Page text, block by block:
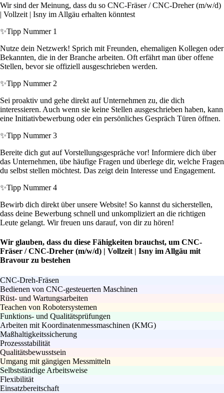
Wir sind der Meinung, dass du so CNC-Fräser / CNC-Dreher (m/w/d)
| Vollzeit | Isny im Allgäu erhalten könntest
✨Tipp Nummer 1
Nutze dein Netzwerk! Sprich mit Freunden, ehemaligen Kollegen oder
Bekannten, die in der Branche arbeiten. Oft erfährt man über offene
Stellen, bevor sie offiziell ausgeschrieben werden.
✨Tipp Nummer 2
Sei proaktiv und gehe direkt auf Unternehmen zu, die dich
interessieren. Auch wenn sie keine Stellen ausgeschrieben haben, kann
eine Initiativbewerbung oder ein persönliches Gespräch Türen öffnen.
✨Tipp Nummer 3
Bereite dich gut auf Vorstellungsgespräche vor! Informiere dich über
das Unternehmen, übe häufige Fragen und überlege dir, welche Fragen
du selbst stellen möchtest. Das zeigt dein Interesse und Engagement.
✨Tipp Nummer 4
Bewirb dich direkt über unsere Website! So kannst du sicherstellen,
dass deine Bewerbung schnell und unkompliziert an die richtigen
Leute gelangt. Wir freuen uns darauf, von dir zu hören!
Wir glauben, dass du diese Fähigkeiten brauchst, um CNC-
Fräser / CNC-Dreher (m/w/d) | Vollzeit | Isny im Allgäu mit
Bravour zu bestehen
CNC-Dreh-Fräsen
Bedienen von CNC-gesteuerten Maschinen
Rüst- und Wartungsarbeiten
Teachen von Robotersystemen
Funktions- und Qualitätsprüfungen
Arbeiten mit Koordinatenmessmaschinen (KMG)
Maßhaltigkeitssicherung
Prozessstabilität
Qualitätsbewusstsein
Umgang mit gängigen Messmitteln
Selbstständige Arbeitsweise
Flexibilität
Einsatzbereitschaft